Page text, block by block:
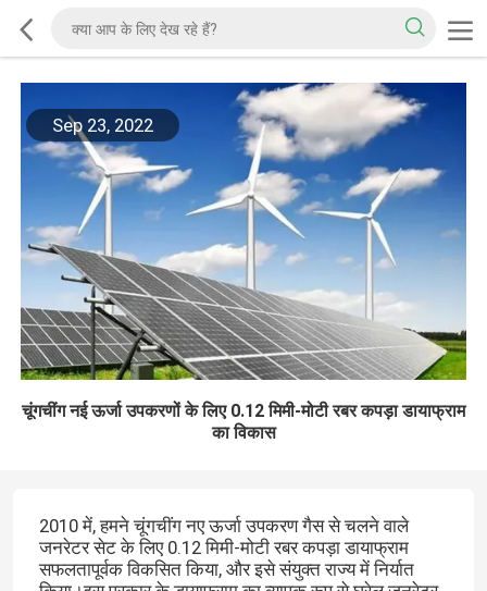
Sep 23, 2022
चूंगचींग नई ऊर्जा उपकरणों के लिए 0.12 मिमी-मोटी रबर कपड़ा डायाफ्राम
का विकास
2010 में, हमने चूंगचींग नए ऊर्जा उपकरण गैस से चलने वाले
जनरेटर सेट के लिए 0.12 मिमी-मोटी रबर कपड़ा डायाफ्राम
सफलतापूर्वक विकसित किया, और इसे संयुक्त राज्य में निर्यात